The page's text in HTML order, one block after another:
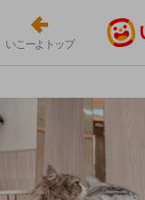
いこーよトップ